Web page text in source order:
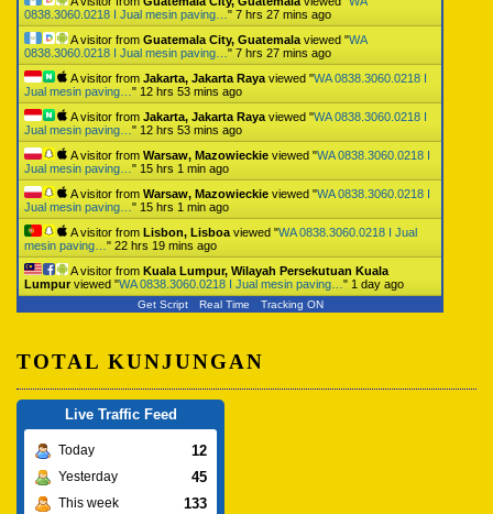
0838.3060.0218 I Jual mesin paving… " 7 hrs 27 mins ago
A visitor from Guatemala City, Guatemala viewed "WA
0838.3060.0218 I Jual mesin paving… " 7 hrs 27 mins ago
A visitor from Jakarta, Jakarta Raya viewed "WA 0838.3060.0218 I
Jual mesin paving… " 12 hrs 53 mins ago
A visitor from Jakarta, Jakarta Raya viewed "WA 0838.3060.0218 I
Jual mesin paving… " 12 hrs 53 mins ago
A visitor from Warsaw, Mazowieckie viewed "WA 0838.3060.0218 I
Jual mesin paving… " 15 hrs 1 min ago
A visitor from Warsaw, Mazowieckie viewed "WA 0838.3060.0218 I
Jual mesin paving… " 15 hrs 1 min ago
A visitor from Lisbon, Lisboa viewed "WA 0838.3060.0218 I Jual
mesin paving… " 22 hrs 19 mins ago
A visitor from Kuala Lumpur, Wilayah Persekutuan Kuala
Lumpurviewed "WA 0838.3060.0218 I Jual mesin paving… " 1 day ago
Get Script Real Time Tracking ON
TOTAL KUNJUNGAN
Live Traffic Feed
Today 12
Yesterday 45
This week 133